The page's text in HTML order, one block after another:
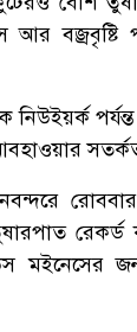
আর বজ্রবৃষ্টি
নিউইয়র্ক
রেকর্ড